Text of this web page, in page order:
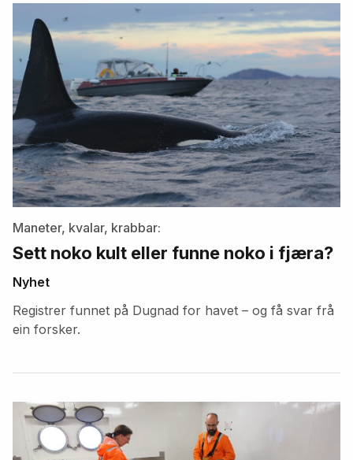
artikler
Maneter, kvalar, krabbar:
Sett noko kult eller funne noko i fjæra?
Nyhet
Registrer funnet på Dugnad for havet – og få svar frå
ein forsker.